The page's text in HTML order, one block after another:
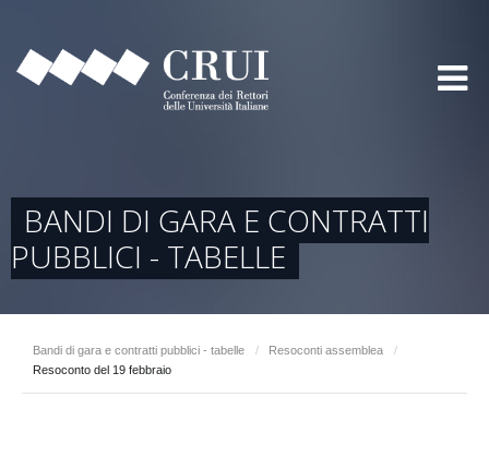
BANDI DI GARA E CONTRATTI
PUBBLICI - TABELLE
Bandi di gara e contratti pubblici - tabelle / Resoconti assemblea
/
Resoconto del 19 febbraio